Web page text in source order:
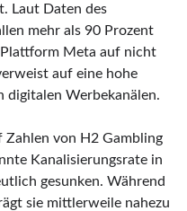
Laut Daten des
mehr als 90 Prozent
Meta auf nicht
auf eine hohe
digitalen Werbekanälen.
von H2 Gambling
Kanalisierungsrate in
gesunken. Während
sie mittlerweile nahezu